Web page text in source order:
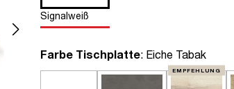
Signalweiß
Farbe Tischplatteauswählen
: Eiche Tabak
EMPFEHLUNG